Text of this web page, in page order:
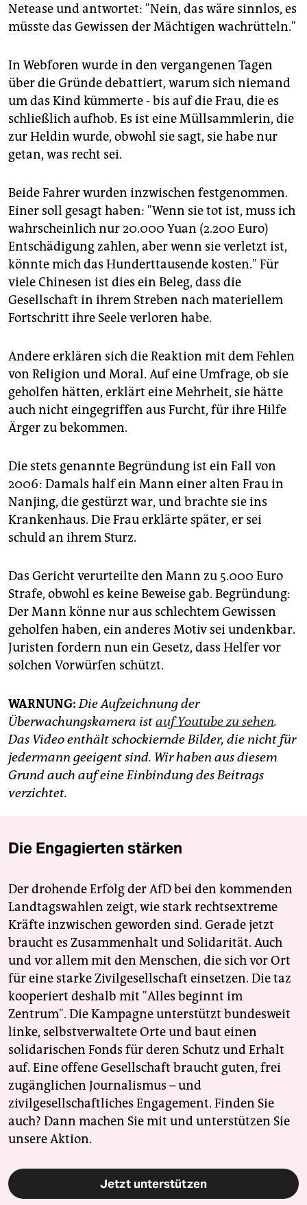
Netease und antwortet: "Nein, das wäre sinnlos, es
müsste das Gewissen der Mächtigen wachrütteln."
In Webforen wurde in den vergangenen Tagen
über die Gründe debattiert, warum sich niemand
um das Kind kümmerte - bis auf die Frau, die es
schließlich aufhob. Es ist eine Müllsammlerin, die
zur Heldin wurde, obwohl sie sagt, sie habe nur
getan, was recht sei.
Beide Fahrer wurden inzwischen festgenommen.
Einer soll gesagt haben: "Wenn sie tot ist, muss ich
wahrscheinlich nur 20.000 Yuan (2.200 Euro)
Entschädigung zahlen, aber wenn sie verletzt ist,
könnte mich das Hunderttausende kosten." Für
viele Chinesen ist dies ein Beleg, dass die
Gesellschaft in ihrem Streben nach materiellem
Fortschritt ihre Seele verloren habe.
Andere erklären sich die Reaktion mit dem Fehlen
von Religion und Moral. Auf eine Umfrage, ob sie
geholfen hätten, erklärt eine Mehrheit, sie hätte
auch nicht eingegriffen aus Furcht, für ihre Hilfe
Ärger zu bekommen.
Die stets genannte Begründung ist ein Fall von
2006: Damals half ein Mann einer alten Frau in
Nanjing, die gestürzt war, und brachte sie ins
Krankenhaus. Die Frau erklärte später, er sei
schuld an ihrem Sturz.
Das Gericht verurteilte den Mann zu 5.000 Euro
Strafe, obwohl es keine Beweise gab. Begründung:
Der Mann könne nur aus schlechtem Gewissen
geholfen haben, ein anderes Motiv sei undenkbar.
Juristen fordern nun ein Gesetz, dass Helfer vor
solchen Vorwürfen schützt.
WARNUNG:Die Aufzeichnung der
Überwachungskamera istauf Youtube zu sehen.
Das Video enthält schockiernde Bilder, die nicht für
jedermann geeigent sind. Wir haben aus diesem
Grund auch auf eine Einbindung des Beitrags
verzichtet.
Die Engagierten stärken
Der drohende Erfolg der AfD bei den kommenden
Landtagswahlen zeigt, wie stark rechtsextreme
Kräfte inzwischen geworden sind. Gerade jetzt
braucht es Zusammenhalt und Solidarität. Auch
und vor allem mit den Menschen, die sich vor Ort
für eine starke Zivilgesellschaft einsetzen. Die taz
kooperiert deshalb mit "Alles beginnt im
Zentrum". Die Kampagne unterstützt bundesweit
linke, selbstverwaltete Orte und baut einen
solidarischen Fonds für deren Schutz und Erhalt
auf. Eine offene Gesellschaft braucht guten, frei
zugänglichen Journalismus – und
zivilgesellschaftliches Engagement. Finden Sie
auch? Dann machen Sie mit und unterstützen Sie
unsere Aktion.
Jetzt unterstützen